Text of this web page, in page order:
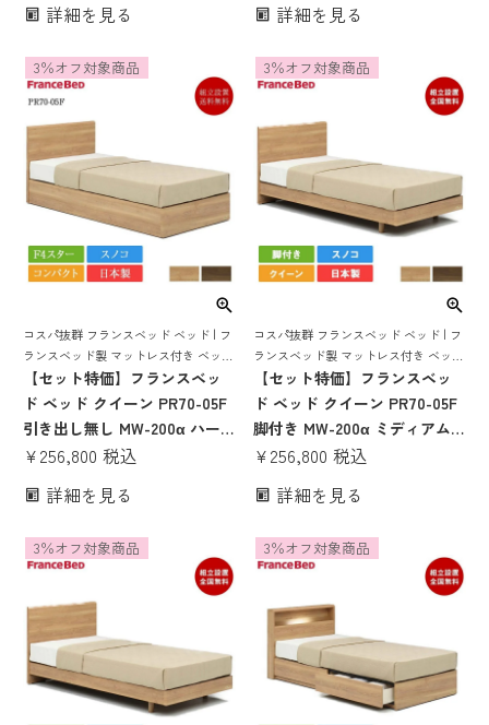
マットレス付き マットレスセ
棚 コンセント 照明 すのこ 日
本製 pr70-06 mw-200α
詳細を見る
ッド製 クイーンベッド マット
ッドセット コンパクト すのこ
詳細を見る
3％オフ対象商品
コスパ抜群 フランスベッド ベッド | フ
ランスベッド製 マットレス付き ベット
マットレス 付き マットレスセット 70
周年 スノコ すのこ すのこベッド
【セット特価】フランスベッ
ド ベッド クイーン PR70-05F
引き出し無し MW-200α ハー
ド(マットレス SS×2枚) | 正規
ベッド マットレス付き マット
パクト すのこ 国産 pr70-05
mw-200a かたい かため 腰痛
mh
¥256,800 税込
詳細を見る
3％オフ対象商品
コスパ抜群 フランスベッド ベッド | フ
ランスベッド製 マットレス付き ベット
マットレス 付き マットレスセット 70
周年 脚付き スノコ すのこ すのこベッ
ド mw-200α
【セット特価】フランスベッ
ド ベッド クイーン PR70-05F
脚付き MW-200α ミディアム
ソフト (マットレス SS×2枚) |
ーンベッド マットレス付き マ
ベット コンパクト すのこ スノ
コ 日本製 pr70-05 mw-200α
¥256,800 税込
詳細を見る
3％オフ対象商品 3％オフ対象商品